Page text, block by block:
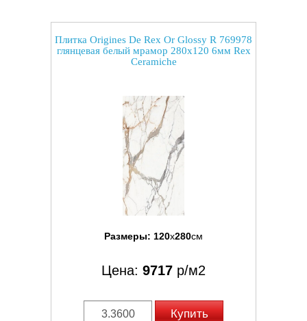
Плитка Origines De Rex Or Glossy R 769978
глянцевая белый мрамор 280x120 6мм Rex
Ceramiche
Размеры: 120x280см
Цена: 9717 р/м2
Купить